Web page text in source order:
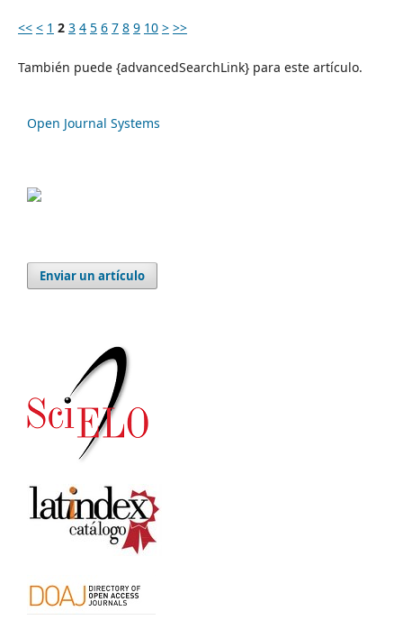
<< < 1 2 3 4 5 6 7 8 9 10 > >>
También puede {advancedSearchLink} para este artículo.
Open Journal Systems
Enviar un artículo